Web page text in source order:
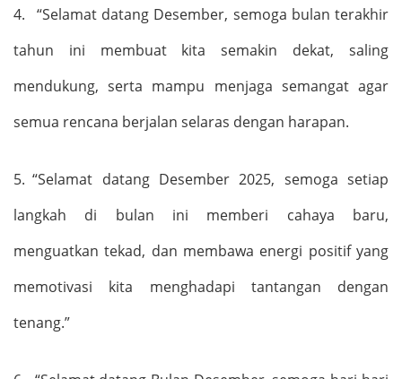
4. “Selamat datang Desember, semoga bulan terakhir
tahun ini membuat kita semakin dekat, saling
mendukung, serta mampu menjaga semangat agar
semua rencana berjalan selaras dengan harapan.
5. “Selamat datang Desember 2025, semoga setiap
langkah di bulan ini memberi cahaya baru,
menguatkan tekad, dan membawa energi positif yang
memotivasi kita menghadapi tantangan dengan
tenang.”